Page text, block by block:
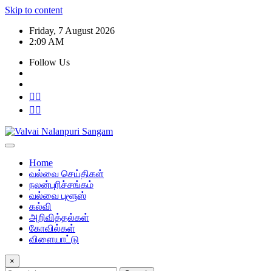
Skip to content
Friday, 7 August 2026
2:09 AM
Follow Us
Home
வல்வை செய்திகள்
நலன்புரிச்சங்கம்
வல்வை புளூஸ்
கல்வி
அறிவித்தல்கள்
கோவில்கள்
விளையாட்டு
×